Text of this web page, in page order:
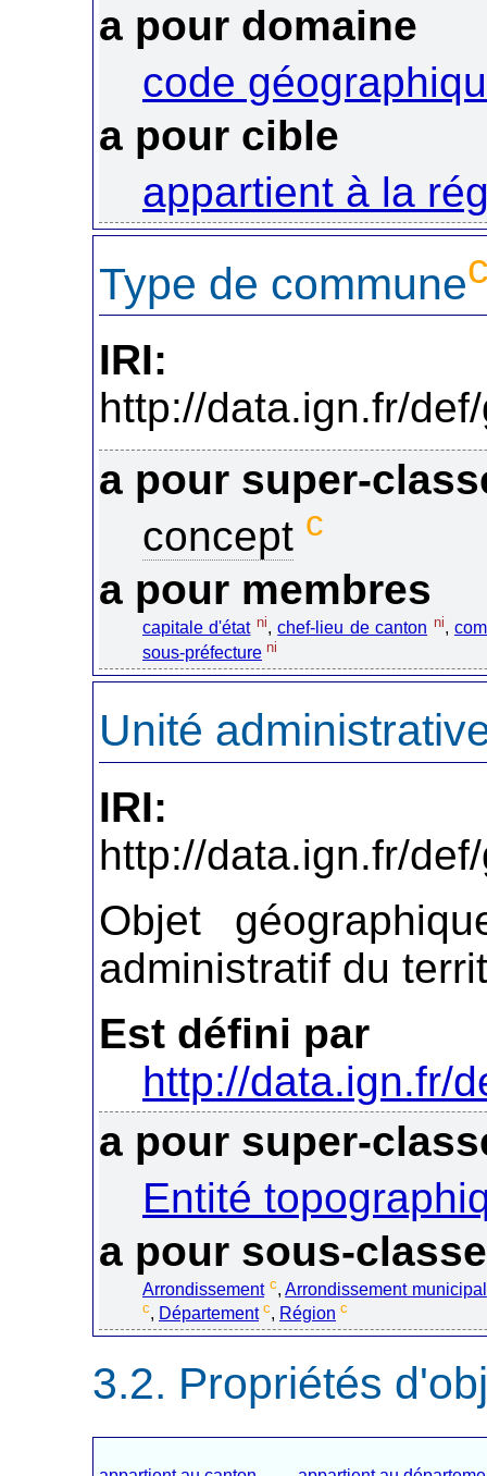
a pour domaine
code
a pour cible
appartient à la
Type de commune
IRI:
http://data.ign.fr/
a pour super-
concept c
a pour membres
capitale d'état ni,chef-lieu de canton ni,
sous-préfecture ni
Unité
IRI:
http://data.ign.fr/
Objet
administratif du
Est défini par
http://data.ign.fr/
a pour super-
Entité
a pour sous-
Arrondissement c,Arrondissement municipal
c, Département c, Région c
Propriétés